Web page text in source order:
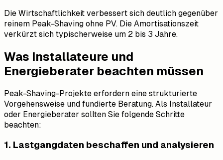
Die Wirtschaftlichkeit verbessert sich deutlich gegenüber
reinem Peak-Shaving ohne PV. Die Amortisationszeit
verkürzt sich typischerweise um 2 bis 3 Jahre.
Was Installateure und
Energieberater beachten müssen
Peak-Shaving-Projekte erfordern eine strukturierte
Vorgehensweise und fundierte Beratung. Als Installateur
oder Energieberater sollten Sie folgende Schritte
beachten:
1. Lastgangdaten beschaffen und analysieren